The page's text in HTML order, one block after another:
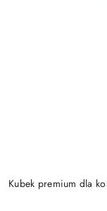
Kubek premium dla